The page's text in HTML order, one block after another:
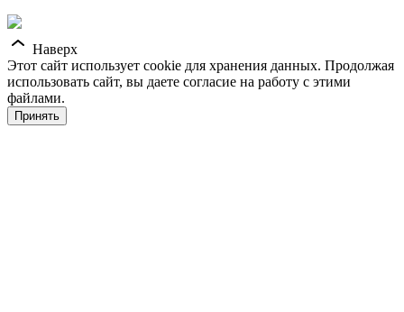
Наверх
Этот сайт использует cookie для хранения данных. Продолжая
использовать сайт, вы даете согласие на работу с этими
файлами.
Принять